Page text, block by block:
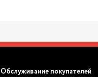
Обслуживание покупателей